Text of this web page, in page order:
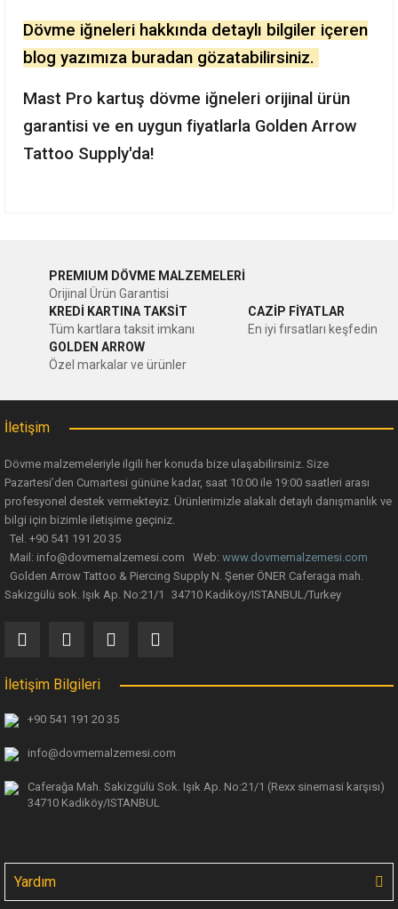
Dövme iğneleri hakkında detaylı bilgiler içeren
blog yazımıza buradan gözatabilirsiniz.
Mast Pro kartuş dövme iğneleri orijinal ürün
garantisi ve en uygun fiyatlarla Golden Arrow
Tattoo Supply'da!
Görüş ve önerileriniz için teşekkür ederiz.
Ürün resmi kalitesiz, bozuk veya görüntülenemiyor.
Ürün açıklamasında eksik bilgiler bulunuyor.
Gönder
PREMIUM DÖVME MALZEMELERİ
Orijinal Ürün Garantisi
KREDİ KARTINA TAKSİT
Tüm kartlara taksit imkanı
CAZİP FİYATLAR
En iyi fırsatları keşfedin
GOLDEN ARROW
Özel markalar ve ürünler
İletişim
Dövme malzemeleriyle ilgili her konuda bize ulaşabilirsiniz. Size
Pazartesi’den Cumartesi gününe kadar, saat 10:00 ile 19:00 saatleri arası
profesyonel destek vermekteyiz. Ürünlerimizle alakalı detaylı danışmanlık ve
bilgi için bizimle iletişime geçiniz.
Tel. +90 541 191 20 35
Mail: info@dovmemalzemesi.com Web: www.dovmemalzemesi.com
Golden Arrow Tattoo & Piercing Supply N. Şener ÖNER Caferaga mah.
Sakizgülü sok. Işık Ap. No:21/1 34710 Kadiköy/ISTANBUL/Turkey
İletişim Bilgileri
+90 541 191 20 35
info@dovmemalzemesi.com
Caferağa Mah. Sakizgülü Sok. Işık Ap. No:21/1 (Rexx sinemasi karşısı)
34710 Kadiköy/ISTANBUL
Yardım